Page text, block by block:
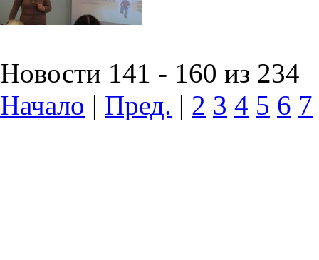
Новости 141 - 160 из 234
Начало | Пред. | 2 3 4 5 6 7